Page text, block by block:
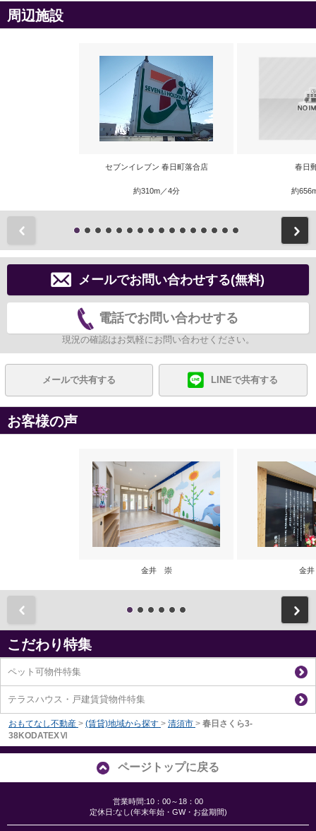
周辺施設
セブンイレブン 春日町落合店
約310m／4分
春日
約
メールでお問い合わせする(無料)
電話でお問い合わせする
現況の確認はお気軽にお問い合わせください。
メールで共有する LINEで共有する
お客様の声
金井 崇 金
こだわり特集
ペット可物件特集
テラスハウス・戸建賃貸物件特集
おもてなし不動産 > (賃貸)地域から探す > 清須市 > 春日さくら3-
38KODATEXⅥ
ページトップに戻る
営業時間:10：00～18：00
定休日:なし(年末年始・GW・お盆期間)